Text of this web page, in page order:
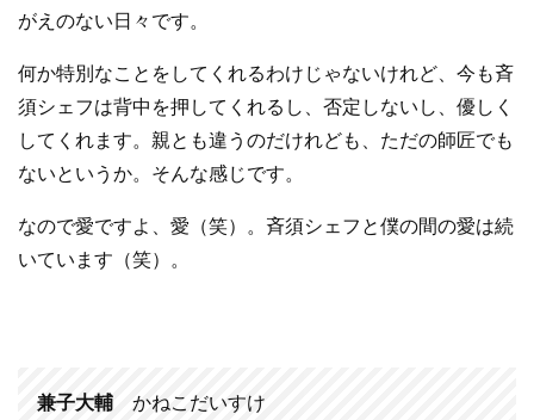
がえのない日々です。
何か特別なことをしてくれるわけじゃないけれど、今も斉
須シェフは背中を押してくれるし、否定しないし、優しく
してくれます。親とも違うのだけれども、ただの師匠でも
ないというか。そんな感じです。
なので愛ですよ、愛（笑）。斉須シェフと僕の間の愛は続
いています（笑）。
兼子大輔 かねこだいすけ